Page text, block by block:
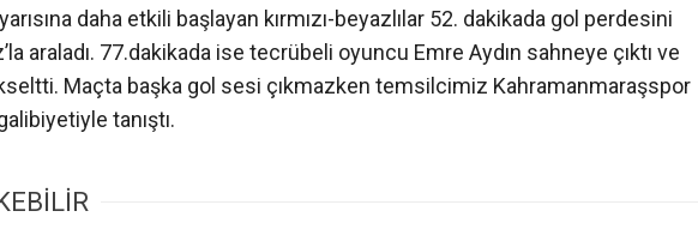
daha etkili başlayan kırmızı-beyazlılar 52. dakikada gol perdesini
araladı. 77.dakikada ise tecrübeli oyuncu Emre Aydın sahneye çıktı ve
Maçta başka gol sesi çıkmazken temsilcimiz Kahramanmaraşspor
tanıştı.